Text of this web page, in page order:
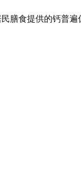
膳食提供的钙普遍